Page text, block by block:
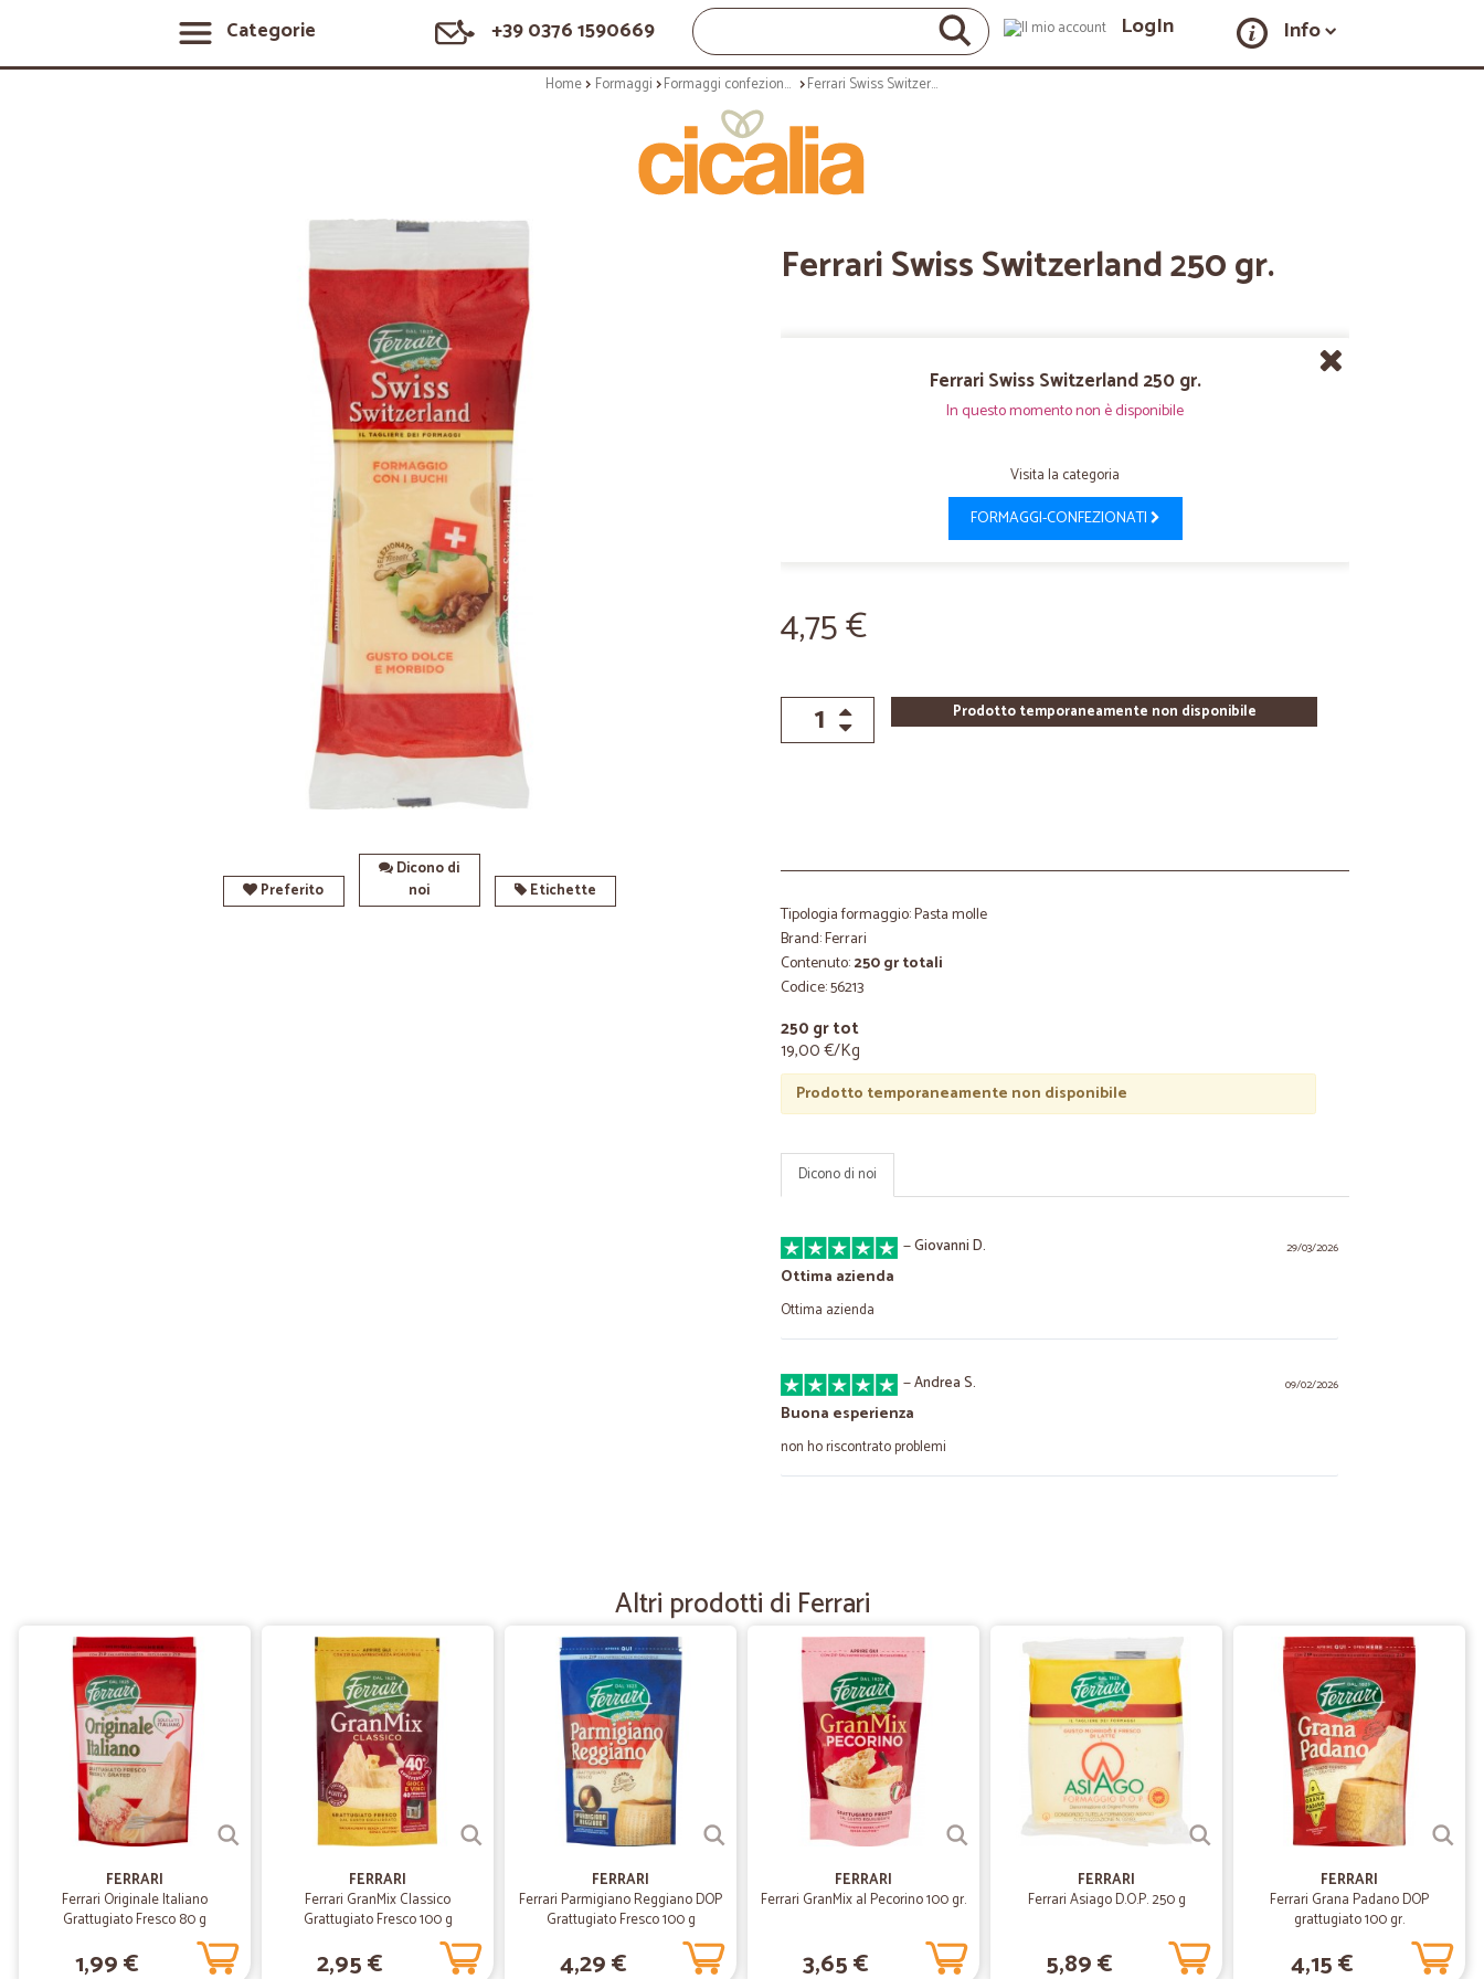
Categorie +39 0376 1590669 LogIn Info
Home Formaggi Formaggi confezionati Ferrari Swiss Switzerland 250 gr.
Preferito
Dicono di
noi
Etichette
Ferrari Swiss Switzerland 250 gr.
Ferrari Swiss Switzerland 250 gr.
In questo momento non è disponibile
Visita la categoria
FORMAGGI-CONFEZIONATI
4,75 €
Prodotto temporaneamente non disponibile
Tipologia formaggio: Pasta molle
Brand: Ferrari
Contenuto:250 gr totali
Codice: 56213
250 gr tot
19,00 €/Kg
Prodotto temporaneamente non disponibile
Dicono di noi
29/03/2026
—Giovanni D.
Ottima azienda
Ottima azienda
09/02/2026
—Andrea S.
Buona esperienza
non ho riscontrato problemi
19/12/2021
—Francesco C.
Sempre perfetti
Sempre perfetti
11/05/2021
—
Spedizione immediata
20/03/2021
Ordine rapido
Altri prodotti di Ferrari
FERRARI
Ferrari Originale Italiano
Grattugiato Fresco 80 g
1,99 €
FERRARI
Ferrari GranMix Classico
Grattugiato Fresco 100 g
2,95 €
FERRARI
Ferrari Parmigiano Reggiano DOP
Grattugiato Fresco 100 g
4,29 €
FERRARI
Ferrari GranMix al Pecorino 100 gr.
3,65 €
FERRARI
Ferrari Asiago D.O.P. 250 g
5,89 €
FERRARI
Ferrari Grana Padano DOP
grattugiato 100 gr.
4,15 €